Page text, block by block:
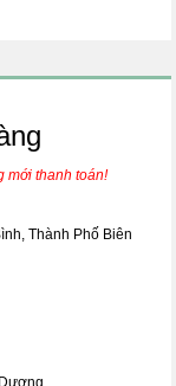
mới thanh toán!
Thành Phố Biên